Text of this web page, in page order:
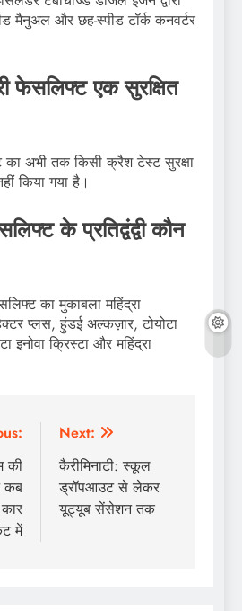
मैनुअल और छह-स्पीड टॉर्क कनवर्टर
फेसलिफ्ट एक सुरक्षित
का अभी तक किसी क्रैश टेस्ट सुरक्षा
किया गया है।
के प्रतिद्वंद्वी कौन
का मुकाबला महिंद्रा
प्लस, हुंडई अल्कज़ार, टोयोटा
इनोवा क्रिस्टा और महिंद्रा
की
कब
में
Next:
कैरीमिनाटी: स्कूल
ड्रॉपआउट से लेकर
यूट्यूब सेंसेशन तक